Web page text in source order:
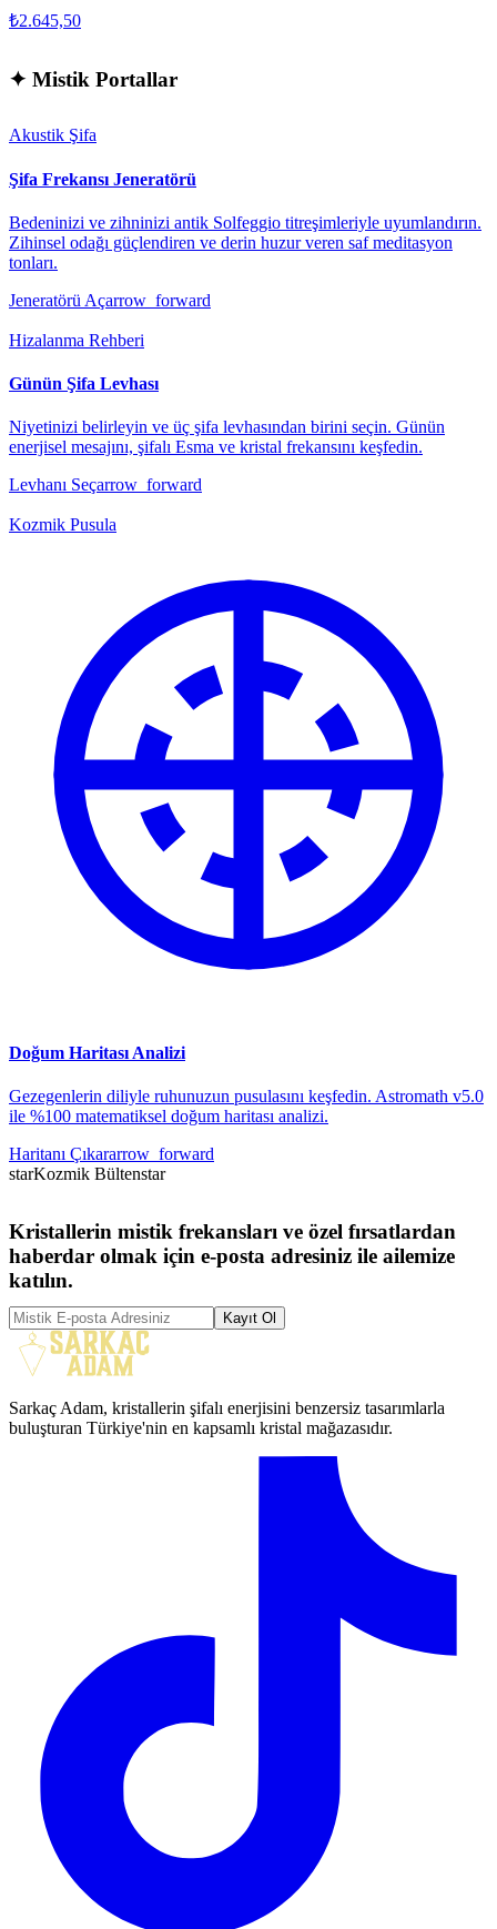
₺2.645,50
✦ Mistik Portallar
Akustik Şifa
Şifa Frekansı Jeneratörü
Bedeninizi ve zihninizi antik Solfeggio titreşimleriyle uyumlandırın.
Zihinsel odağı güçlendiren ve derin huzur veren saf meditasyon
tonları.
Jeneratörü Açarrow_forward
Hizalanma Rehberi
Günün Şifa Levhası
Niyetinizi belirleyin ve üç şifa levhasından birini seçin. Günün
enerjisel mesajını, şifalı Esma ve kristal frekansını keşfedin.
Levhanı Seçarrow_forward
Kozmik Pusula
Doğum Haritası Analizi
Gezegenlerin diliyle ruhunuzun pusulasını keşfedin. Astromath v5.0
ile %100 matematiksel doğum haritası analizi.
Haritanı Çıkararrow_forward
starKozmik Bültenstar
Kristallerin mistik frekansları ve özel fırsatlardan
haberdar olmak için e-posta adresiniz ile ailemize
katılın.
Kayıt Ol
Sarkaç Adam, kristallerin şifalı enerjisini benzersiz tasarımlarla
buluşturan Türkiye'nin en kapsamlı kristal mağazasıdır.